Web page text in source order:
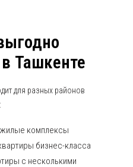
Ташкенте
для разных районов
комплексы
бизнес-класса
с несколькими